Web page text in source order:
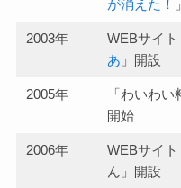
が消えた！
2003年 WEBサイト
あ 」開設
2005年
「わいわ
開始
2006年
WEBサイ
ん」開設